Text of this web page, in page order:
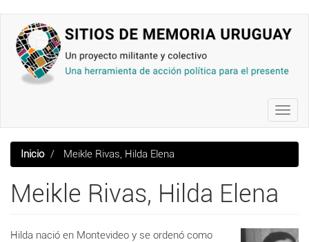
contenido
principal
Inicio Meikle Rivas, Hilda Elena
Meikle Rivas, Hilda Elena
Hilda nació en Montevideo y se ordenó como